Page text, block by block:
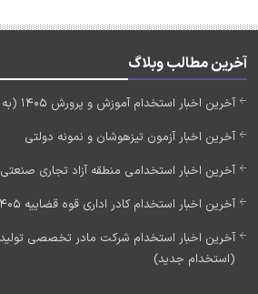
آخرین مطالب وبلاگ
آخرین اخبار استخدام آموزش و پرورش 1405 (به زودی)
آخرین اخبار آزمون تیزهوشان و نمونه دولتی
آخرین اخبار استخدامی منطقه آزاد تجاری صنعتی 1405
آخرین اخبار استخدام کادر اداری قوه قضاییه 1405 (به زودی)
(استخدام جدید)